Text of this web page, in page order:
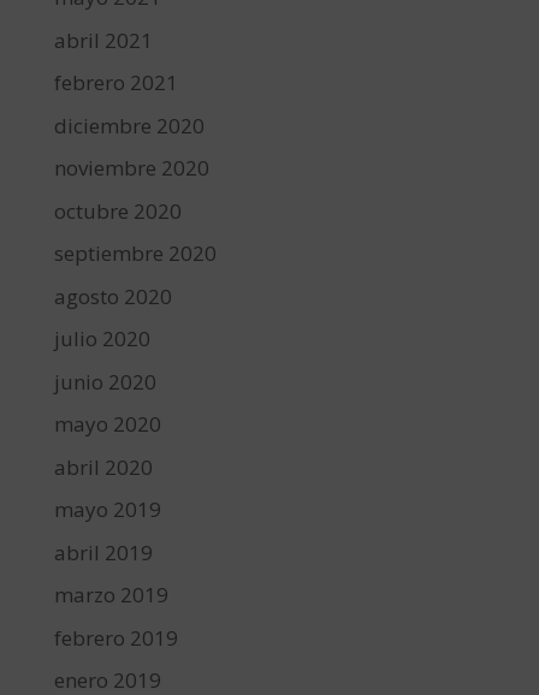
abril 2021
febrero 2021
diciembre 2020
noviembre 2020
octubre 2020
septiembre 2020
agosto 2020
julio 2020
junio 2020
mayo 2020
abril 2020
mayo 2019
abril 2019
marzo 2019
febrero 2019
enero 2019